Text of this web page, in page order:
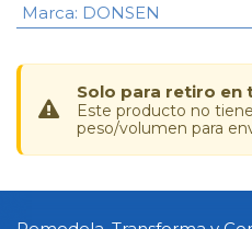
Marca: DONSEN
Solo para retiro en
Este producto no
peso/volumen para